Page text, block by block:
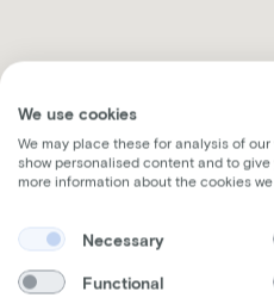
Ontvang alle
We use cookies
We may place these for analysis of
show personalised content and to
more information about the cookies
Necessary
Functional